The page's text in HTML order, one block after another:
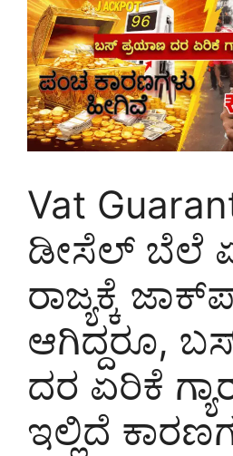
Vat
ಡೀಸೆಲ್ ಬೆಲೆ
ರಾಜ್ಯಕ್ಕೆ
ಆಗಿದ್ದರೂ,
ದರ ಏರಿಕೆ
ಇಲ್ಲಿದೆ